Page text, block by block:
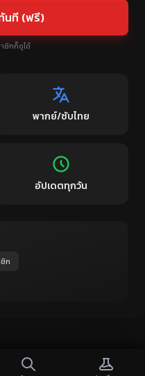
นที (ฟรี)
ชิกก็ดูได้
พากย์/ซับไทย
อัปเดตทุกวัน
ก